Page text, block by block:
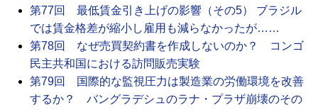
第77回 最低賃金引き上げの影響（その5） ブラジル
では賃金格差が縮小し雇用も減らなかったが……
第78回 なぜ売買契約書を作成しないのか？ コンゴ
民主共和国における訪問販売実験
第79回 国際的な監視圧力は製造業の労働環境を改善
するか？ バングラデシュのラナ・プラザ崩壊のその